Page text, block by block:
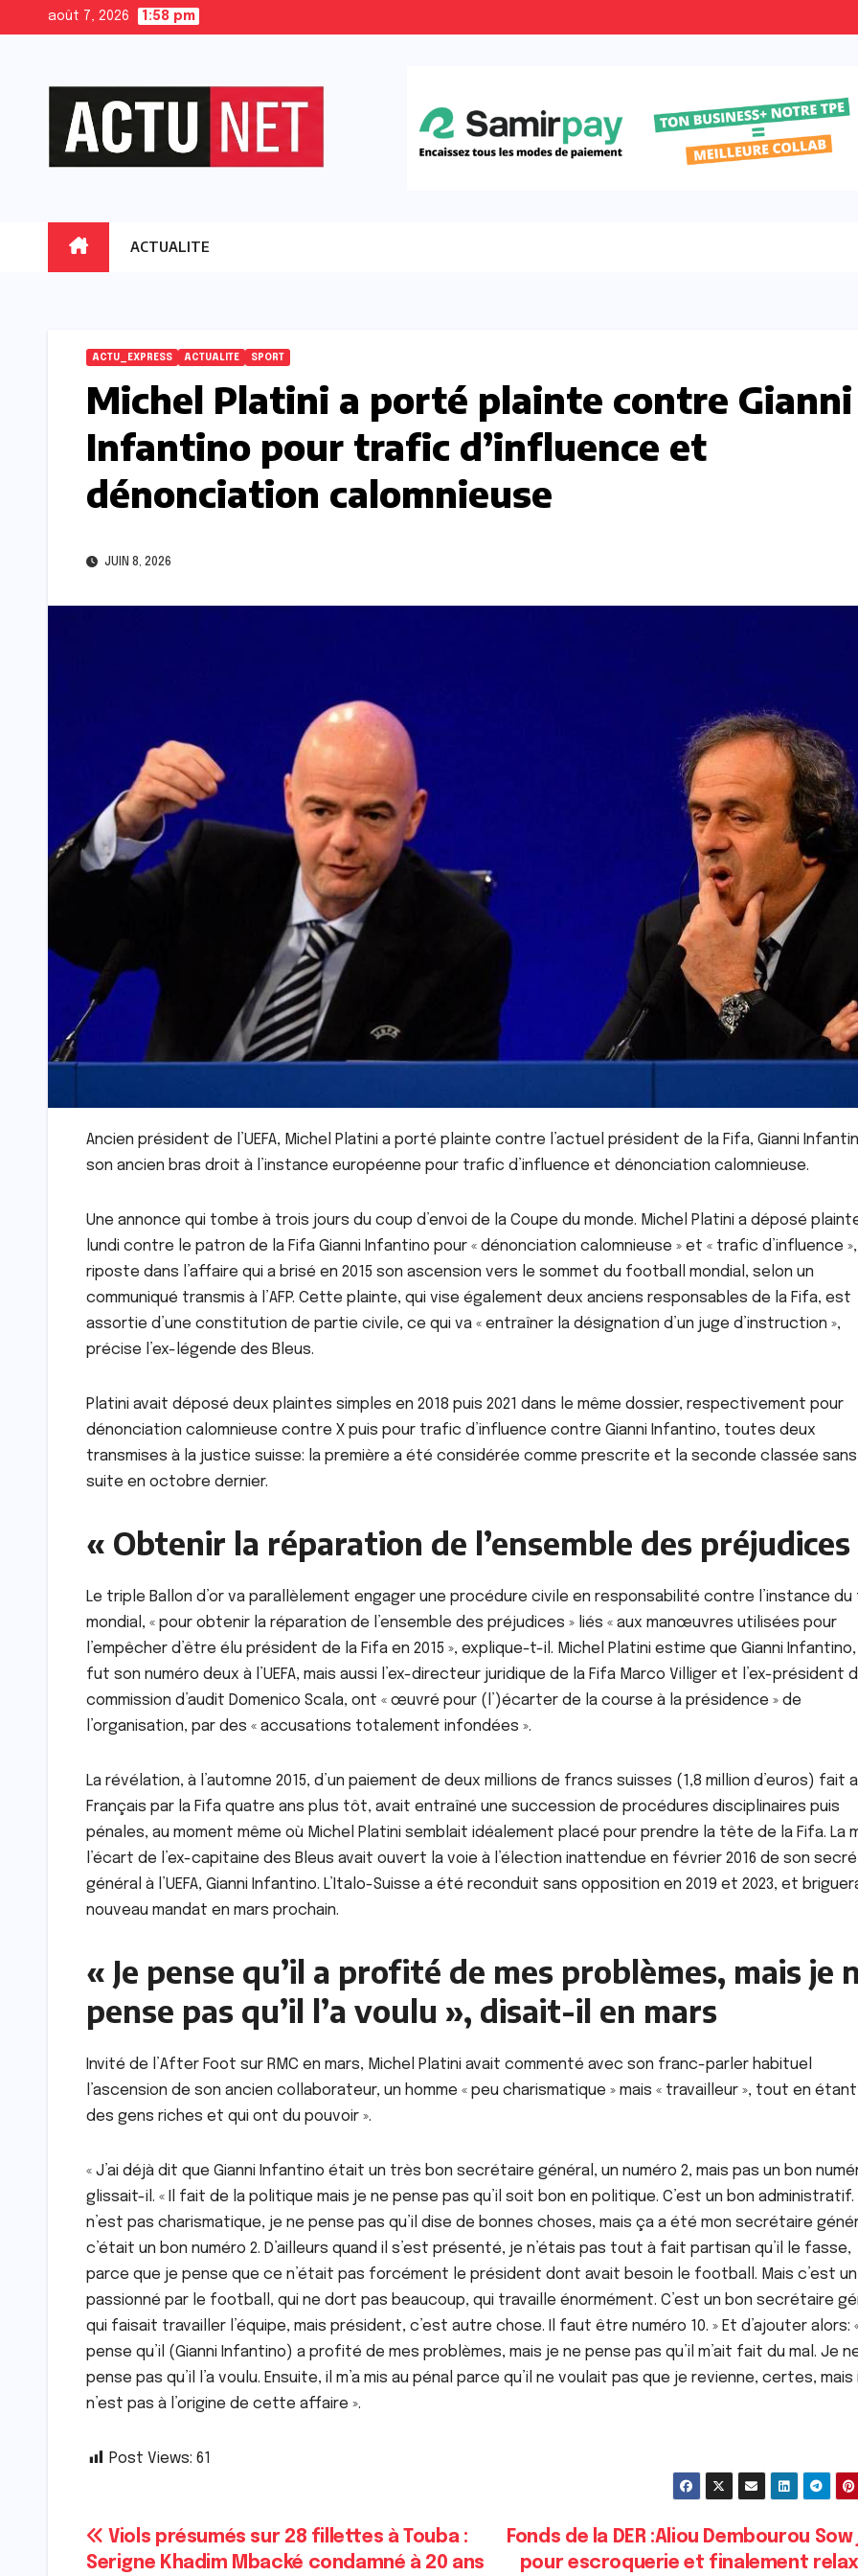
août 7, 2026 1:58 pm
ACTUALITE
ACTU_EXPRESS ACTUALITE SPORT
Michel Platini a porté plainte contre Gianni
Infantino pour trafic d’influence et
dénonciation calomnieuse
JUIN 8, 2026
Ancien président de l’UEFA, Michel Platini a porté plainte contre l’actuel président de la Fifa, Gianni
son ancien bras droit à l’instance européenne pour trafic d’influence et dénonciation calomnieuse.
Une annonce qui tombe à trois jours du coup d’envoi de la Coupe du monde. Michel Platini a déposé
lundi contre le patron de la Fifa Gianni Infantino pour « dénonciation calomnieuse » et « trafic d’influence
riposte dans l’affaire qui a brisé en 2015 son ascension vers le sommet du football mondial, selon un
communiqué transmis à l’AFP. Cette plainte, qui vise également deux anciens responsables de la Fifa, est
assortie d’une constitution de partie civile, ce qui va « entraîner la désignation d’un juge d’instruction »,
précise l’ex-légende des Bleus.
Platini avait déposé deux plaintes simples en 2018 puis 2021 dans le même dossier, respectivement pour
dénonciation calomnieuse contre X puis pour trafic d’influence contre Gianni Infantino, toutes deux
transmises à la justice suisse: la première a été considérée comme prescrite et la seconde classée sans
suite en octobre dernier.
« Obtenir la réparation de l’ensemble des préjudices
Le triple Ballon d’or va parallèlement engager une procédure civile en responsabilité contre l’instance
mondial, « pour obtenir la réparation de l’ensemble des préjudices » liés « aux manœuvres utilisées pour
l’empêcher d’être élu président de la Fifa en 2015 », explique-t-il. Michel Platini estime que Gianni Infantino,
fut son numéro deux à l’UEFA, mais aussi l’ex-directeur juridique de la Fifa Marco Villiger et l’ex-président
commission d’audit Domenico Scala, ont « œuvré pour (l’)écarter de la course à la présidence » de
l’organisation, par des « accusations totalement infondées ».
La révélation, à l’automne 2015, d’un paiement de deux millions de francs suisses (1,8 million d’euros) fait
Français par la Fifa quatre ans plus tôt, avait entraîné une succession de procédures disciplinaires puis
pénales, au moment même où Michel Platini semblait idéalement placé pour prendre la tête de la Fifa. La
l’écart de l’ex-capitaine des Bleus avait ouvert la voie à l’élection inattendue en février 2016 de son
général à l’UEFA, Gianni Infantino. L’Italo-Suisse a été reconduit sans opposition en 2019 et 2023, et
nouveau mandat en mars prochain.
« Je pense qu’il a profité de mes problèmes, mais je
pense pas qu’il l’a voulu », disait-il en mars
Invité de l’After Foot sur RMC en mars, Michel Platini avait commenté avec son franc-parler habituel
l’ascension de son ancien collaborateur, un homme « peu charismatique » mais « travailleur », tout en étant
des gens riches et qui ont du pouvoir ».
« J’ai déjà dit que Gianni Infantino était un très bon secrétaire général, un numéro 2, mais pas un bon
glissait-il. « Il fait de la politique mais je ne pense pas qu’il soit bon en politique. C’est un bon administratif.
n’est pas charismatique, je ne pense pas qu’il dise de bonnes choses, mais ça a été mon secrétaire
c’était un bon numéro 2. D’ailleurs quand il s’est présenté, je n’étais pas tout à fait partisan qu’il le fasse,
parce que je pense que ce n’était pas forcément le président dont avait besoin le football. Mais c’est
passionné par le football, qui ne dort pas beaucoup, qui travaille énormément. C’est un bon secrétaire
qui faisait travailler l’équipe, mais président, c’est autre chose. Il faut être numéro 10. » Et d’ajouter alors:
pense qu’il (Gianni Infantino) a profité de mes problèmes, mais je ne pense pas qu’il m’ait fait du mal. Je
pense pas qu’il l’a voulu. Ensuite, il m’a mis au pénal parce qu’il ne voulait pas que je revienne, certes, mais
n’est pas à l’origine de cette affaire ».
Post Views: 61
Navigation
Fonds de la DER :Aliou Dembourou Sow
pour escroquerie et finalement
Viols présumés sur 28 fillettes à Touba :
Serigne Khadim Mbacké condamné à 20 ans
Mort d’Alexandro
Doti : huit amis
placés en garde à
AOÛT 7, 2026
Des lesbiennes
arrêtées pour
menaces,
AOÛT 7, 2026